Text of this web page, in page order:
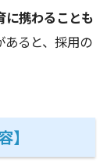
に携わることも
あると、採用の